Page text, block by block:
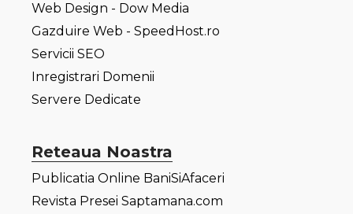
Web Design - Dow Media
Gazduire Web - SpeedHost.ro
Servicii SEO
Inregistrari Domenii
Servere Dedicate
Reteaua Noastra
Publicatia Online BaniSiAfaceri
Revista Presei Saptamana.com